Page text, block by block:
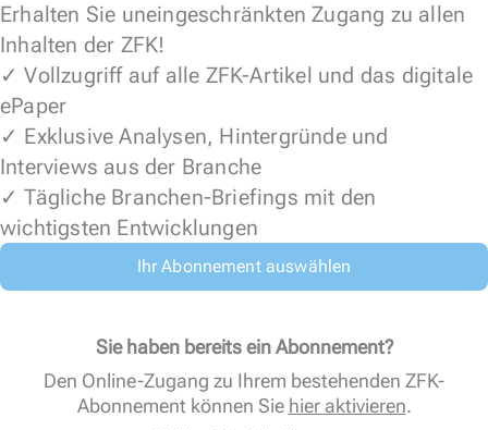
Erhalten Sie uneingeschränkten Zugang zu allen
Inhalten der ZFK!
✓ Vollzugriff auf alle ZFK-Artikel und das digitale
ePaper
✓ Exklusive Analysen, Hintergründe und
Interviews aus der Branche
✓ Tägliche Branchen-Briefings mit den
wichtigsten Entwicklungen
Ihr Abonnement auswählen
Sie haben bereits ein Abonnement?
Den Online-Zugang zu Ihrem bestehenden ZFK-
Abonnement können Sie hier aktivieren.